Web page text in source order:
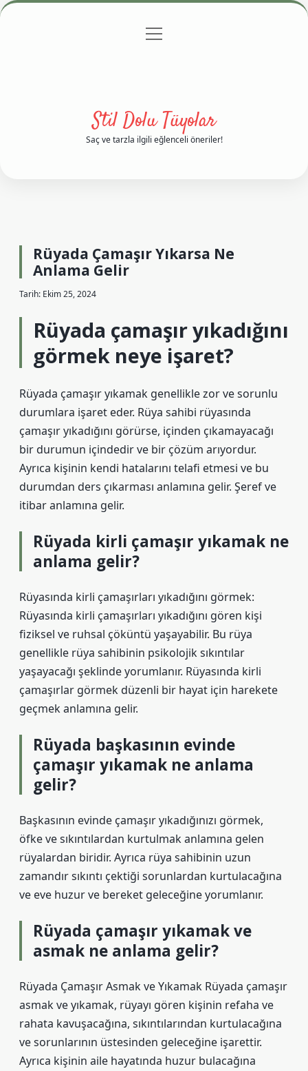
Gizlilik Politikası
menüyü
Stil Dolu Tüyolar
Saç ve tarzla ilgili eğlenceli öneriler!
Rüyada Çamaşır Yıkarsa Ne
Anlama Gelir
Tarih: Ekim 25, 2024
Rüyada çamaşır yıkadığını
görmek neye işaret?
Rüyada çamaşır yıkamak genellikle zor ve sorunlu
durumlara işaret eder. Rüya sahibi rüyasında
çamaşır yıkadığını görürse, içinden çıkamayacağı
bir durumun içindedir ve bir çözüm arıyordur.
Ayrıca kişinin kendi hatalarını telafi etmesi ve bu
durumdan ders çıkarması anlamına gelir. Şeref ve
itibar anlamına gelir.
Rüyada kirli çamaşır yıkamak ne
anlama gelir?
Rüyasında kirli çamaşırları yıkadığını görmek:
Rüyasında kirli çamaşırları yıkadığını gören kişi
fiziksel ve ruhsal çöküntü yaşayabilir. Bu rüya
genellikle rüya sahibinin psikolojik sıkıntılar
yaşayacağı şeklinde yorumlanır. Rüyasında kirli
çamaşırlar görmek düzenli bir hayat için harekete
geçmek anlamına gelir.
Rüyada başkasının evinde
çamaşır yıkamak ne anlama
gelir?
Başkasının evinde çamaşır yıkadığınızı görmek,
öfke ve sıkıntılardan kurtulmak anlamına gelen
rüyalardan biridir. Ayrıca rüya sahibinin uzun
zamandır sıkıntı çektiği sorunlardan kurtulacağına
ve eve huzur ve bereket geleceğine yorumlanır.
Rüyada çamaşır yıkamak ve
asmak ne anlama gelir?
Rüyada Çamaşır Asmak ve Yıkamak Rüyada çamaşır
asmak ve yıkamak, rüyayı gören kişinin refaha ve
rahata kavuşacağına, sıkıntılarından kurtulacağına
ve sorunlarının üstesinden geleceğine işarettir.
Ayrıca kişinin aile hayatında huzur bulacağına